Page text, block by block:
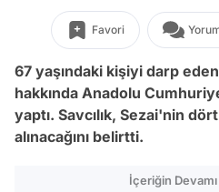
Favori
67 yaşındaki kişiyi darp eden
hakkında Anadolu
yaptı. Savcılık, Sezai'nin
alınacağını belirtti.
İçeriğin Devamı